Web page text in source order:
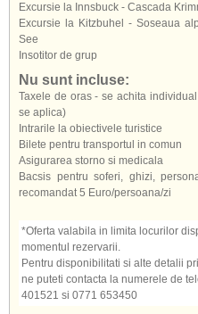
Excursie la Innsbuck - Cascada
Excursie la Kitzbuhel - Soseaua
See
Insotitor de grup
Nu sunt incluse:
Taxele de oras - se achita
se aplica)
Intrarile la obiectivele turistice
Bilete pentru transportul in comun
Asigurarea storno si medicala
Bacsis pentru soferi, ghizi,
recomandat 5 Euro/persoana/zi
*Oferta valabila in limita locurilor
momentul rezervarii.
Pentru disponibilitati si alte detalii
ne puteti contacta la numerele de
401521 si 0771 653450